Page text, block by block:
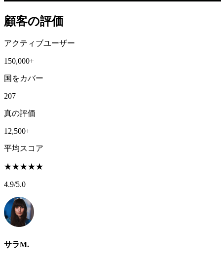
顧客の評価
アクティブユーザー
150,000+
国をカバー
207
真の評価
12,500+
平均スコア
★★★★★
4.9/5.0
サラM.